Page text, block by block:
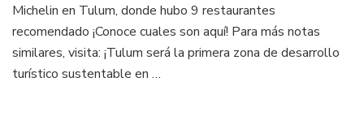
Michelin en Tulum, donde hubo 9 restaurantes
recomendado ¡Conoce cuales son aquí! Para más notas
similares, visita: ¡Tulum será la primera zona de desarrollo
turístico sustentable en …